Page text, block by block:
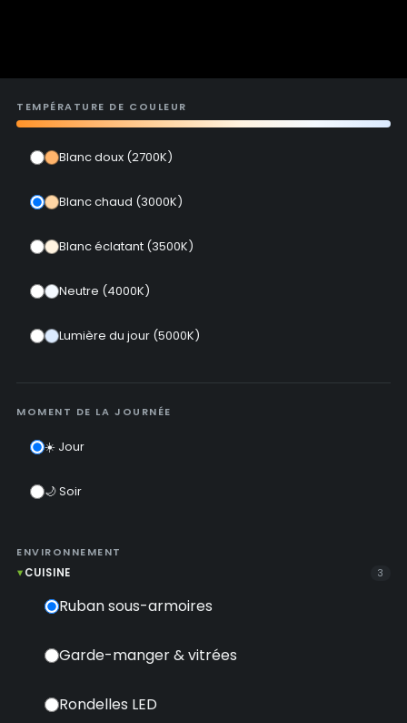
ENVIRONNEMENT
CUISINE
3
Ruban sous-armoires
Garde-manger & vitrées
Rondelles LED
TEMPÉRATURE DE COULEUR
Blanc doux (2700K)
Blanc chaud (3000K)
Blanc éclatant (3500K)
Neutre (4000K)
Lumière du jour (5000K)
MOMENT DE LA JOURNÉE
☀️ Jour
🌙 Soir